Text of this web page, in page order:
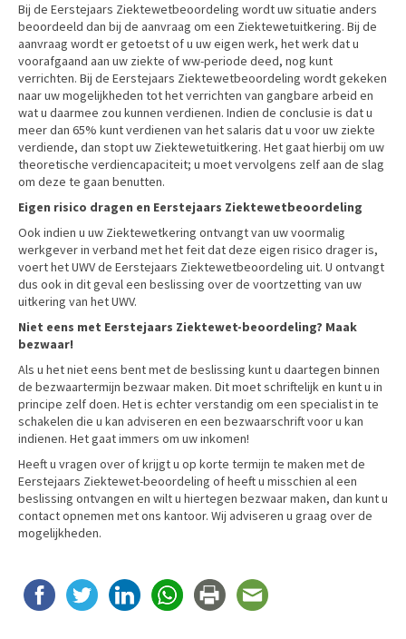
Bij de Eerstejaars Ziektewetbeoordeling wordt uw situatie anders
beoordeeld dan bij de aanvraag om een Ziektewetuitkering. Bij de
aanvraag wordt er getoetst of u uw eigen werk, het werk dat u
voorafgaand aan uw ziekte of ww-periode deed, nog kunt
verrichten. Bij de Eerstejaars Ziektewetbeoordeling wordt gekeken
naar uw mogelijkheden tot het verrichten van gangbare arbeid en
wat u daarmee zou kunnen verdienen. Indien de conclusie is dat u
meer dan 65% kunt verdienen van het salaris dat u voor uw ziekte
verdiende, dan stopt uw Ziektewetuitkering. Het gaat hierbij om uw
theoretische verdiencapaciteit; u moet vervolgens zelf aan de slag
om deze te gaan benutten.
Eigen risico dragen en Eerstejaars Ziektewetbeoordeling
Ook indien u uw Ziektewetkering ontvangt van uw voormalig
werkgever in verband met het feit dat deze eigen risico drager is,
voert het UWV de Eerstejaars Ziektewetbeoordeling uit. U ontvangt
dus ook in dit geval een beslissing over de voortzetting van uw
uitkering van het UWV.
Niet eens met Eerstejaars Ziektewet-beoordeling? Maak
bezwaar!
Als u het niet eens bent met de beslissing kunt u daartegen binnen
de bezwaartermijn bezwaar maken. Dit moet schriftelijk en kunt u in
principe zelf doen. Het is echter verstandig om een specialist in te
schakelen die u kan adviseren en een bezwaarschrift voor u kan
indienen. Het gaat immers om uw inkomen!
Heeft u vragen over of krijgt u op korte termijn te maken met de
Eerstejaars Ziektewet-beoordeling of heeft u misschien al een
beslissing ontvangen en wilt u hiertegen bezwaar maken, dan kunt u
contact opnemen met ons kantoor. Wij adviseren u graag over de
mogelijkheden.